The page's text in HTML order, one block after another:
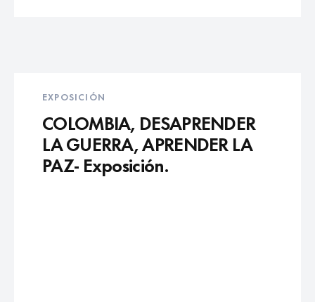
EXPOSICIÓN
COLOMBIA, DESAPRENDER
LA GUERRA, APRENDER LA
PAZ- Exposición.